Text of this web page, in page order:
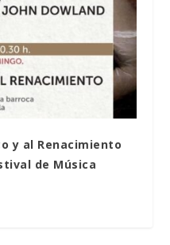
y al Renacimiento
de Música